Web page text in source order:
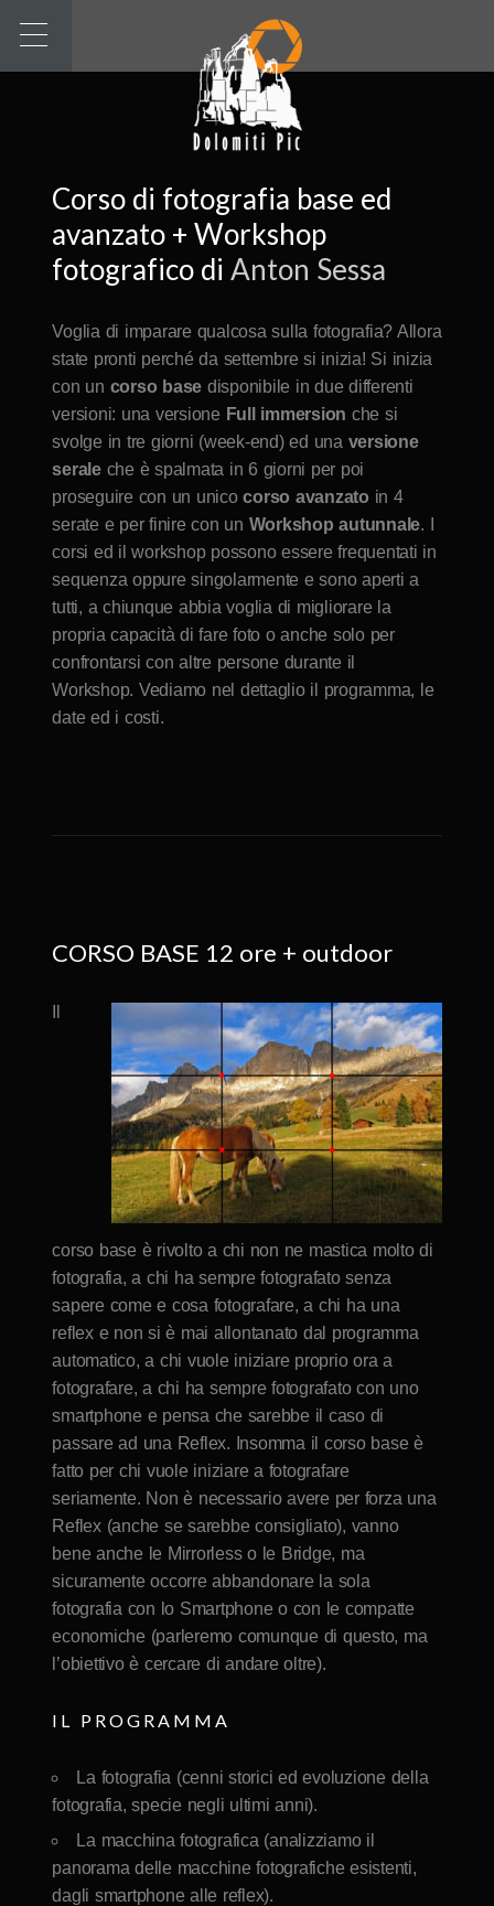
Corso di fotografia base ed
avanzato + Workshop
fotografico diAnton Sessa
Voglia di imparare qualcosa sulla fotografia? Allora
state pronti perché da settembre si inizia! Si inizia
con un corso base disponibile in due differenti
versioni: una versione Full immersion che si
svolge in tre giorni (week-end) ed una versione
seraleche è spalmata in 6 giorni per poi
proseguire con un unicocorso avanzato in 4
serate e per finire con un Workshop autunnale. I
corsi ed il workshop possono essere frequentati in
sequenza oppure singolarmente e sono aperti a
tutti, a chiunque abbia voglia di migliorare la
propria capacità di fare foto o anche solo per
confrontarsi con altre persone durante il
Workshop. Vediamo nel dettaglio il programma, le
date ed i costi.
CORSO BASE 12 ore + outdoor
corso base è rivolto a chi non ne mastica molto di
fotografia, a chi ha sempre fotografato senza
sapere come e cosa fotografare, a chi ha una
reflex e non si è mai allontanato dal programma
automatico, a chi vuole iniziare proprio ora a
fotografare, a chi ha sempre fotografato con uno
smartphone e pensa che sarebbe il caso di
passare ad una Reflex. Insomma il corso base è
fatto per chi vuole iniziare a fotografare
seriamente. Non è necessario avere per forza una
Reflex (anche se sarebbe consigliato), vanno
bene anche le Mirrorless o le Bridge, ma
sicuramente occorre abbandonare la sola
fotografia con lo Smartphone o con le compatte
economiche (parleremo comunque di questo, ma
l’obiettivo è cercare di andare oltre).
IL PROGRAMMA
La fotografia (cenni storici ed evoluzione della
fotografia, specie negli ultimi anni).
La macchina fotografica (analizziamo il
panorama delle macchine fotografiche esistenti,
dagli smartphone alle reflex).